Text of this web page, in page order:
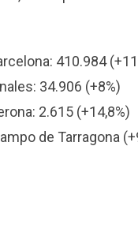
410.984
34.906 (+8%)
2.615 (+14,8%)
de Tarragona